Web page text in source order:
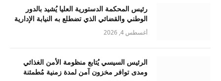
رئيس المحكمة الدستورية العليا يُشيد بالدور
الوطني والقضائي الذي تضطلع به النيابة الإدارية
أغسطس 4, 2026
الرئيس السيسي يُتابع منظومة الأمن الغذائي
ومدى توافر مخزون آمن لمدة زمنية مُطمئنة